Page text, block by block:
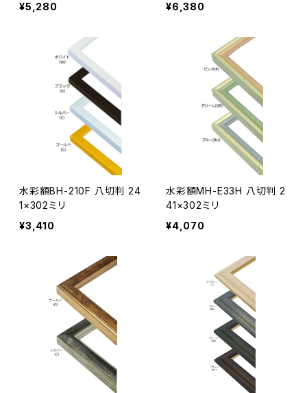
¥5,280
¥6,380
水彩額BH-210F 八切判 24
1×302ミリ
¥3,410
水彩額MH-E33H 八切判 2
41×302ミリ
¥4,070